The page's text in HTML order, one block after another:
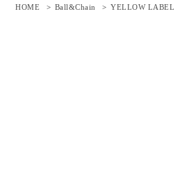
HOME
> Ball&Chain > YELLOW LABEL